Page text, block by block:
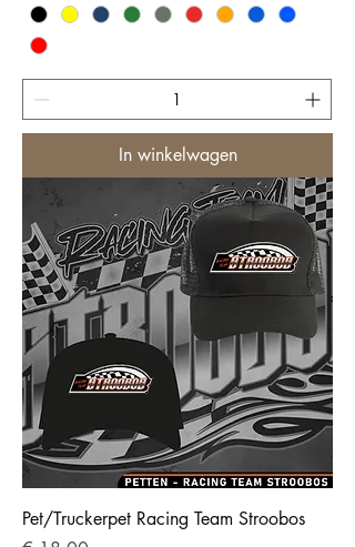
In winkelwagen
Pet/Truckerpet Racing Team Stroobos